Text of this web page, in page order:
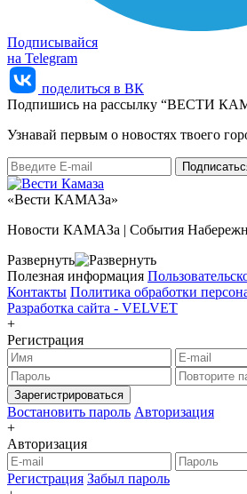
Подписывайся
на Telegram
поделиться в ВК
Подпишись на рассылку “ВЕСТИ
Узнaвай первым о новостях твоего
«Вести КАМАЗа»
Новости КАМАЗа | События
Развернуть
Полезная информация
Контакты Политика обработки
Разработка сайта - VELVET
+
Регистрация
Зарегистрироваться
Востановить пароль Авторизация
+
Авторизация
Регистрация Забыл пароль